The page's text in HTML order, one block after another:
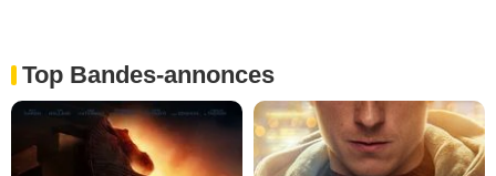
Top Bandes-annonces